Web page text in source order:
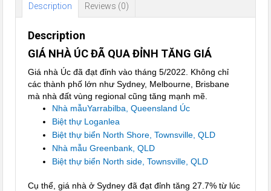
Description Reviews (0)
Description
GIÁ NHÀ ÚC ĐÃ QUA ĐỈNH TĂNG GIÁ
Giá nhà Úc đã đạt đỉnh vào tháng 5/2022. Không chỉ
các thành phố lớn như Sydney, Melbourne, Brisbane
mà nhà đất vùng regional cũng tăng mạnh mẽ.
Nhà mẫuYarrabilba, Queensland Úc
Biệt thự Loganlea
Biệt thự biển North Shore, Townsville, QLD
Nhà mẫu Greenbank, QLD
Biệt thự biển North side, Townsville, QLD
Cụ thể, giá nhà ở Sydney đã đạt đỉnh tăng 27.7% từ lúc